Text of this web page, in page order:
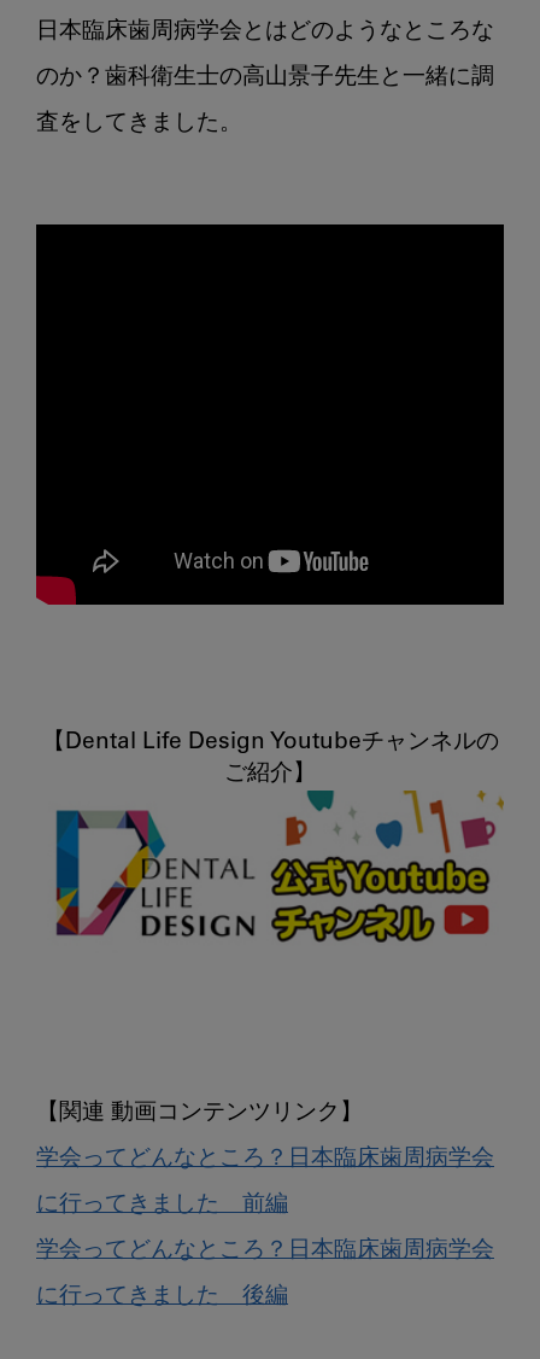
日本臨床歯周病学会とはどのようなところな
のか？歯科衛生士の高山景子先生と一緒に調
査をしてきました。
【Dental Life Design Youtubeチャンネルの
学会ってどんなところ？日本臨床歯周病学会
に行ってきました　前編
学会ってどんなところ？日本臨床歯周病学会
に行ってきました　後編